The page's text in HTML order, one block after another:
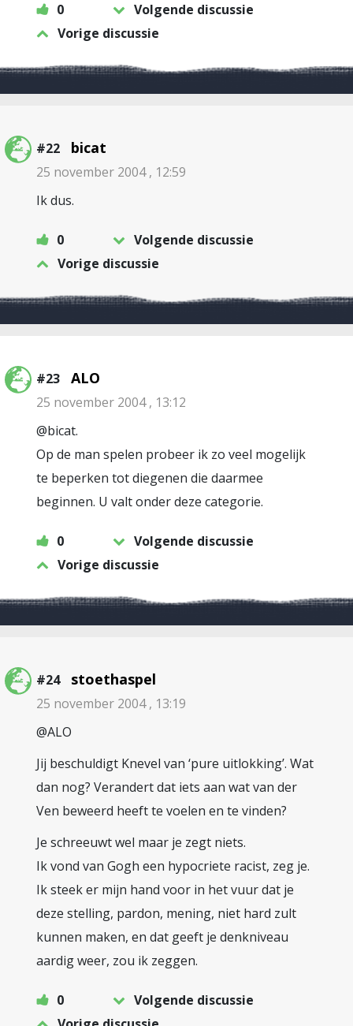
0
Volgende discussie
Vorige discussie
#22 bicat
25 november 2004 , 12:59
Ik dus.
0
Volgende discussie
Vorige discussie
#23 ALO
25 november 2004 , 13:12
@bicat.
Op de man spelen probeer ik zo veel mogelijk
te beperken tot diegenen die daarmee
beginnen. U valt onder deze categorie.
0
Volgende discussie
Vorige discussie
#24 stoethaspel
25 november 2004 , 13:19
@ALO
Jij beschuldigt Knevel van ‘pure uitlokking’. Wat
dan nog? Verandert dat iets aan wat van der
Ven beweerd heeft te voelen en te vinden?
Je schreeuwt wel maar je zegt niets.
Ik vond van Gogh een hypocriete racist, zeg je.
Ik steek er mijn hand voor in het vuur dat je
deze stelling, pardon, mening, niet hard zult
kunnen maken, en dat geeft je denkniveau
aardig weer, zou ik zeggen.
0
Volgende discussie